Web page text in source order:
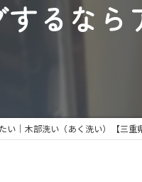
るなら
｜木部洗い（あく洗い）【三重